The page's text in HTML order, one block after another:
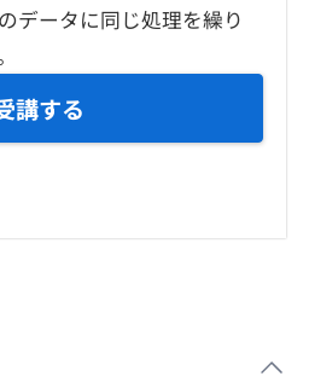
データに同じ処理を繰り
講する